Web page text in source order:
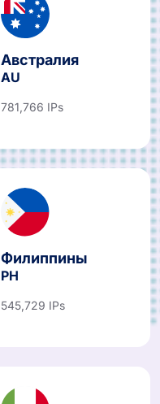
Австралия
AU
781,766 IPs
Филиппины
PH
545,729 IPs